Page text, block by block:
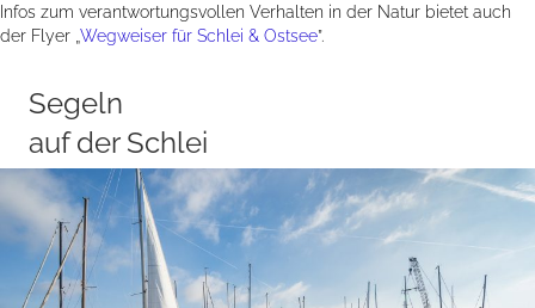
Infos zum verantwortungsvollen Verhalten in der Natur bietet auch
der Flyer „ Wegweiser für Schlei & Ostsee”.
Segeln
auf der Schlei